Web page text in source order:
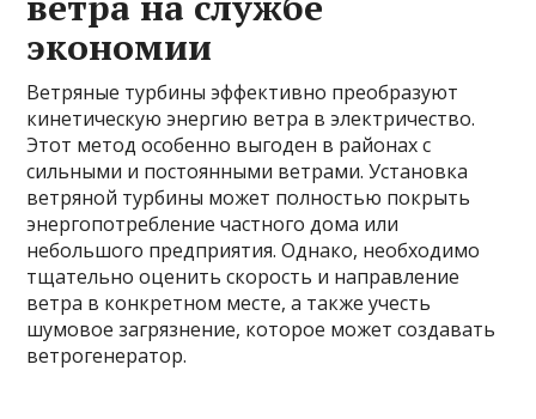
экономии
Ветряные турбины эффективно преобразуют
кинетическую энергию ветра в электричество.
Этот метод особенно выгоден в районах с
сильными и постоянными ветрами. Установка
ветряной турбины может полностью покрыть
энергопотребление частного дома или
небольшого предприятия. Однако, необходимо
тщательно оценить скорость и направление
ветра в конкретном месте, а также учесть
шумовое загрязнение, которое может создавать
ветрогенератор.